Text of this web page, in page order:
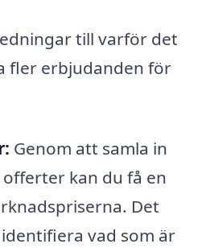
till varför det
fler erbjudanden för
Genom att samla in
kan du få en
Det
vad som är